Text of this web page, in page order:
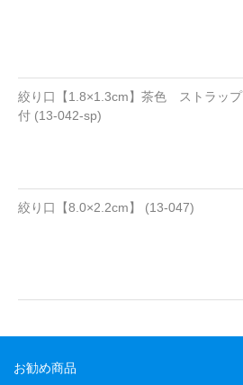
絞り口【1.8×1.3cm】茶色 ストラップ
付 (13-042-sp)
絞り口【8.0×2.2cm】 (13-047)
お勧め商品